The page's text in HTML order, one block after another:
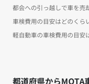
都会への引っ越しで車を売
車検費用の目安はどのくら
軽自動車の車検費用の目安
都道府県からMOTA